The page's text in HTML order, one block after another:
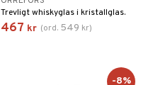
Trevligt whiskyglas i kristallglas.
467 kr (ord. 549 kr)
-8%